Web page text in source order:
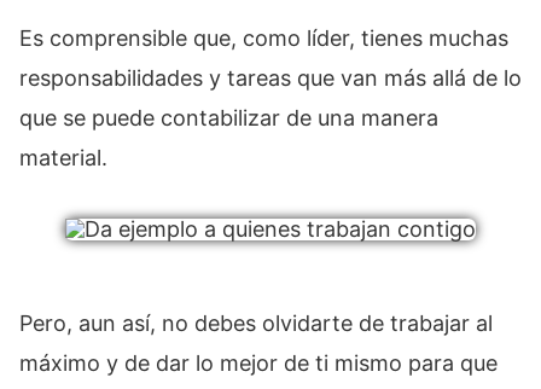
Es comprensible que, como líder, tienes muchas
responsabilidades y tareas que van más allá de lo
que se puede contabilizar de una manera
material.
Pero, aun así, no debes olvidarte de trabajar al
máximo y de dar lo mejor de ti mismo para que